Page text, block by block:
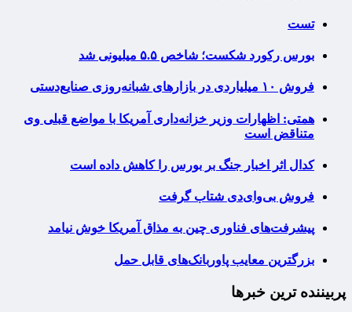
تست
بورس رکورد شکست؛ شاخص ۵.۵ میلیونی شد
فروش ۱۰ میلیاردی در بازارهای شبانه‌روزی صنایع‌دستی
همتی: اظهارات وزیر خزانه‌داری آمریکا با مواضع قبلی وی
متناقض است
کدال اثر اخبار جنگ بر بورس را کاهش داده است
فروش بی‌وای‌دی شتاب گرفت
پیشرفت‌های فناوری چین به مذاق آمریکا خوش نیامد
بزرگترین معایب پاوربانک‌های قابل حمل
پربیننده ترین خبرها